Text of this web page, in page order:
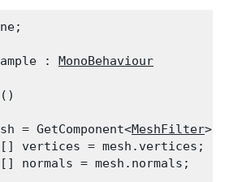
: MonoBehaviour
()
= GetComponent<MeshFilter
[] vertices = mesh.vertices;
[] normals = mesh.normals;